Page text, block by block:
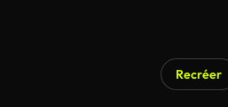
Recréer